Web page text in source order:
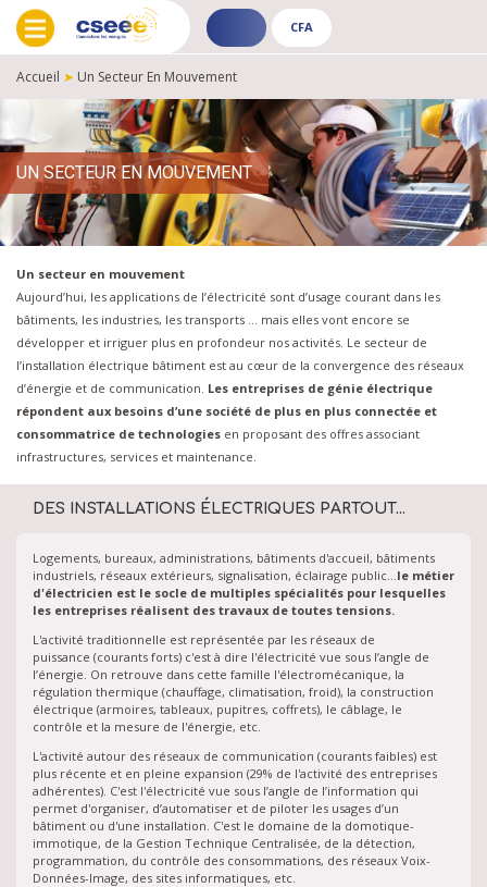
ADHÉRENT
-
PUBLIC
CFA
PUBLIC
CFA
D'ARIANE
Accueil ➤ Un Secteur En Mouvement
UN SECTEUR EN MOUVEMENT
Un secteur en mouvement
Aujourd’hui, les applications de l’électricité sont d’usage courant dans les
bâtiments, les industries, les transports … mais elles vont encore se
développer et irriguer plus en profondeur nos activités. Le secteur de
l’installation électrique bâtiment est au cœur de la convergence des réseaux
d’énergie et de communication. Les entreprises de génie électrique
répondent aux besoins d’une société de plus en plus connectée et
consommatrice de technologies en proposant des offres associant
infrastructures, services et maintenance.
DES INSTALLATIONS ÉLECTRIQUES PARTOUT...
Logements, bureaux, administrations, bâtiments d'accueil, bâtiments
industriels, réseaux extérieurs, signalisation, éclairage public...le métier
d'électricien est le socle de multiples spécialités pour lesquelles
les entreprises réalisent des travaux de toutes tensions.
L'activité traditionnelle est représentée par les réseaux de
puissance (courants forts) c'est à dire l'électricité vue sous l’angle de
l’énergie. On retrouve dans cette famille l'électromécanique, la
régulation thermique (chauffage, climatisation, froid), la construction
électrique (armoires, tableaux, pupitres, coffrets), le câblage, le
contrôle et la mesure de l'énergie, etc.
L'activité autour des réseaux de communication (courants faibles) est
plus récente et en pleine expansion (29% de l'activité des entreprises
adhérentes). C'est l'électricité vue sous l’angle de l’information qui
permet d'organiser, d’automatiser et de piloter les usages d’un
bâtiment ou d'une installation. C'est le domaine de la domotique-
immotique, de la Gestion Technique Centralisée, de la détection,
programmation, du contrôle des consommations, des réseaux Voix-
Données-Image, des sites informatiques, etc.